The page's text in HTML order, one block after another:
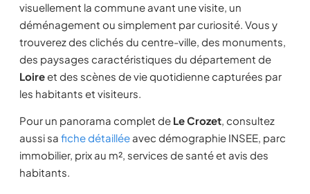
visuellement la commune avant une visite, un
déménagement ou simplement par curiosité. Vous y
trouverez des clichés du centre-ville, des monuments,
des paysages caractéristiques du département de
Loireet des scènes de vie quotidienne capturées par
les habitants et visiteurs.
Pour un panorama complet de Le Crozet, consultez
aussi sa fiche détaillée avec démographie INSEE, parc
immobilier, prix au m², services de santé et avis des
habitants.